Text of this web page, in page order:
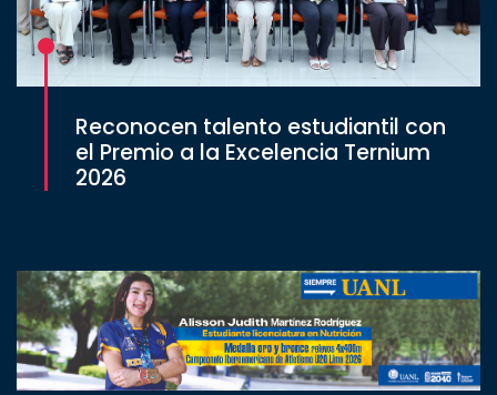
Reconocen talento estudiantil con
el Premio a la Excelencia Ternium
2026